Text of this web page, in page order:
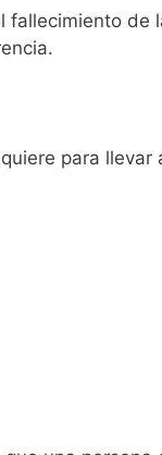
fallecimiento de
para llevar